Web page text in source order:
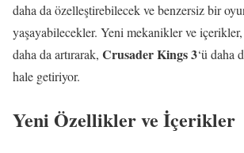
daha da özelleştirebilecek ve benzersiz bir
yaşayabilecekler. Yeni mekanikler ve
daha da artırarak, Crusader Kings 3‘ü daha
hale getiriyor.
Yeni Özellikler ve İçerikler